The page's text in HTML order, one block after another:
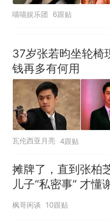
喵喵娱乐团 6跟贴
37岁张若昀坐轮椅
钱再多有何用
瓦伦西亚月亮 4跟贴
摊牌了，直到张柏
儿子“私密事” 才懂
的缺席影响多大
枫哥闲谈 10跟贴